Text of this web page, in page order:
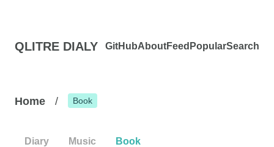
QLITRE DIALY GitHubAboutFeed PopularSearch
Home / Book
Diary Music Book